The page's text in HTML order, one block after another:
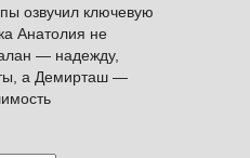
озвучил ключевую
Анатолия не
— надежду,
а Демирташ —